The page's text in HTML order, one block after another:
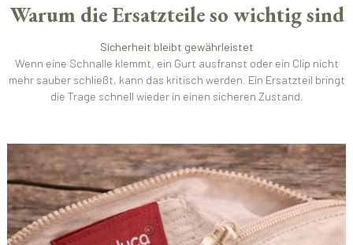
Warum die Ersatzteile so wichtig sind
Sicherheit bleibt gewährleistet
Wenn eine Schnalle klemmt, ein Gurt ausfranst oder ein Clip nicht
mehr sauber schließt, kann das kritisch werden. Ein Ersatzteil bringt
die Trage schnell wieder in einen sicheren Zustand.